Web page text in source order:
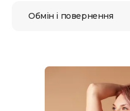
Обмін і повернення